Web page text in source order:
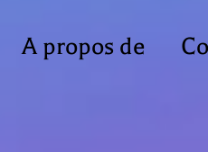
A propos de